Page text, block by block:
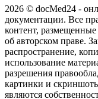
2026 © docMed24 -
документации. Все
контент,
об авторском праве.
распространение,
использование
разрешения
картинки и
являются